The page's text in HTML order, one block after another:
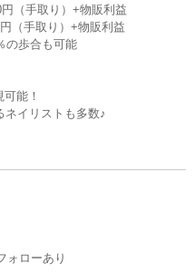
（手取り）+物販利益
（手取り）+物販利益
の歩合も可能
能！
ネイリストも多数♪
ォローあり